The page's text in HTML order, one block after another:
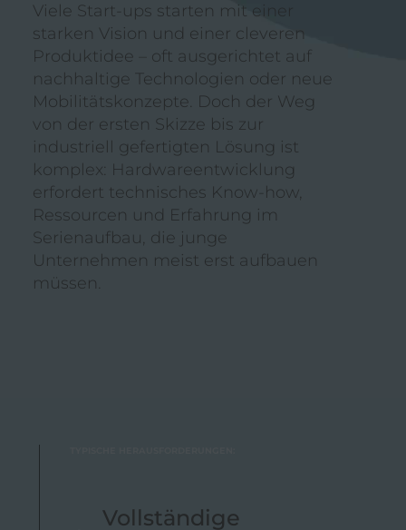
Viele Start-ups starten mit einer
starken Vision und einer cleveren
Produktidee – oft ausgerichtet auf
nachhaltige Technologien oder neue
Mobilitätskonzepte. Doch der Weg
von der ersten Skizze bis zur
industriell gefertigten Lösung ist
komplex: Hardwareentwicklung
erfordert technisches Know-how,
Ressourcen und Erfahrung im
Serienaufbau, die junge
Unternehmen meist erst aufbauen
müssen.
Vollständige